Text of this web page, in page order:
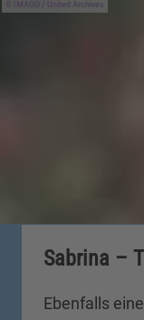
IMAGO / United Archives
Sabrina –
Ebenfalls